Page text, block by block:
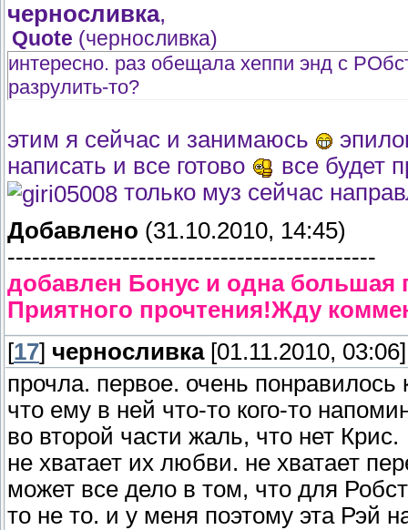
черносливка,
Quote (черносливка)
интересно. раз обещала хеппи энд с
разрулить-то?
этим я сейчас и занимаюсь
написать и все готово
все будет
только муз сейчас
Добавлено (31.10.2010, 14:45)
---------------------------------------------
добавлен Бонус и одна большая
Приятного прочтения!Жду
[17] черносливка[01.11.2010, 03:06]
прочла. первое. очень понравилось
что ему в ней что-то кого-то
во второй части жаль, что нет Крис.
не хватает их любви. не хватает
может все дело в том, что для
то не то. и у меня поэтому эта Рэй